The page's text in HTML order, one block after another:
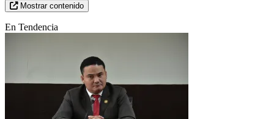
Mostrar contenido
En Tendencia